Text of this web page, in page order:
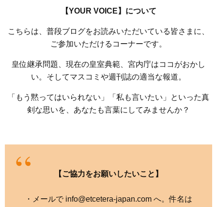
【YOUR VOICE】について
こちらは、普段ブログをお読みいただいている皆さまに、
ご参加いただけるコーナーです。
皇位継承問題、現在の皇室典範、宮内庁はココがおかし
い。そしてマスコミや週刊誌の適当な報道。
「もう黙ってはいられない」「私も言いたい」といった真
剣な思いを、あなたも言葉にしてみませんか？
【ご協力をお願いしたいこと】
・メールで info@etcetera-japan.com へ。件名は